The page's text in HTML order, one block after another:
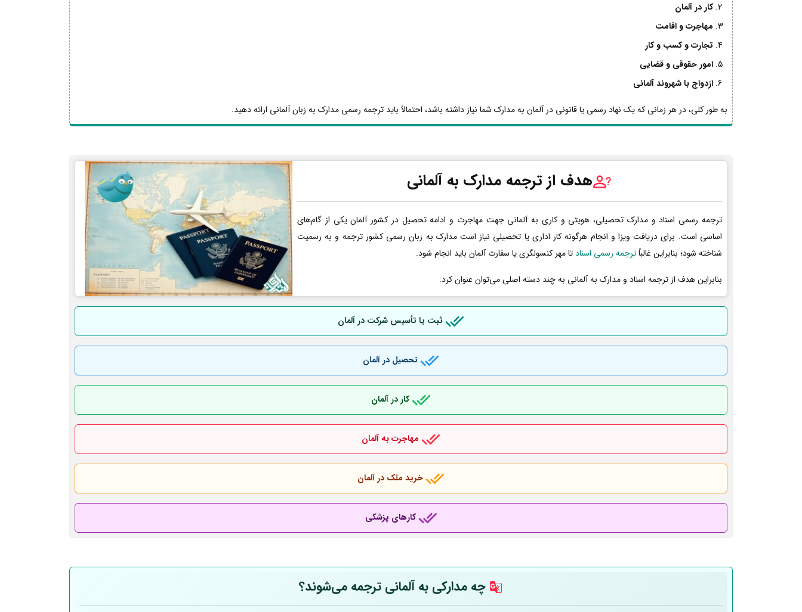
کار در آلمان
مهاجرت و اقامت
تجارت و کسب و کار
امور حقوقی و قضایی
ازدواج با شهروند آلمانی
به طور کلی، در هر زمانی که یک نهاد رسمی یا قانونی در آلمان به مدارک شما نیاز داشته باشد، احتمالاً باید ترجمه رسمی مدارک به زبان آلمانی ارائه دهید.
هدف از ترجمه مدارک به آلمانی
ترجمه رسمی اسناد و مدارک تحصیلی، هویتی و کاری به آلمانی جهت مهاجرت و ادامه تحصیل در کشور آلمان یکی از گام‌های
اساسی است. برای دریافت ویزا و انجام هرگونه کار اداری یا تحصیلی نیاز است مدارک به زبان رسمی کشور ترجمه و به رسمیت
شناخته شود؛ بنابراین غالباًترجمه رسمی اسنادتا مهر کنسولگری یا سفارت آلمان باید انجام شود.
بنابراین هدف از ترجمه اسناد و مدارک به آلمانی به چند دسته اصلی می‌توان عنوان کرد:
ثبت یا تأسیس شرکت در آلمان
تحصیل در آلمان
کار در آلمان
مهاجرت به آلمان
خرید ملک در آلمان
کارهای پزشکی
چه مدارکی بهآلمانی ترجمه می‌شوند؟